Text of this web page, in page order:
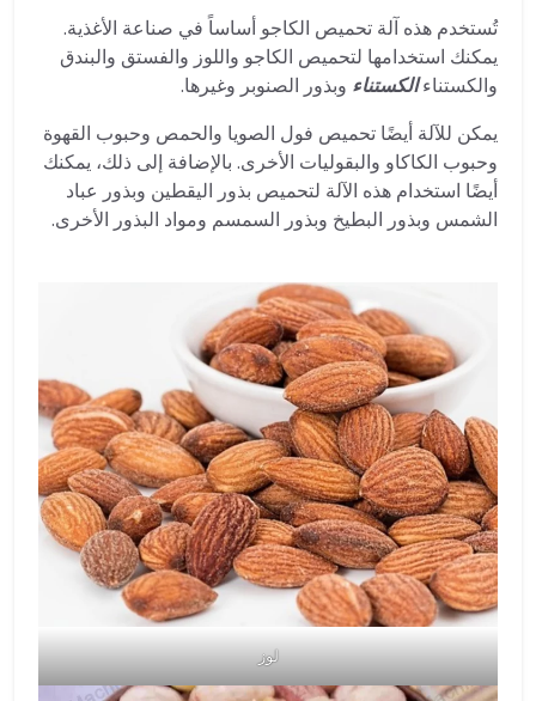
تُستخدم هذه آلة تحميص الكاجو أساساً في صناعة الأغذية.
يمكنك استخدامها لتحميص الكاجو واللوز والفستق والبندق
والكستناءالكستناء وبذور الصنوبر وغيرها.
يمكن للآلة أيضًا تحميص فول الصويا والحمص وحبوب القهوة
وحبوب الكاكاو والبقوليات الأخرى. بالإضافة إلى ذلك، يمكنك
أيضًا استخدام هذه الآلة لتحميص بذور اليقطين وبذور عباد
الشمس وبذور البطيخ وبذور السمسم ومواد البذور الأخرى.
لوز